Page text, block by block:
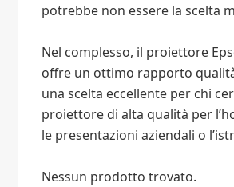
potrebbe non essere la scelta
Nel complesso, il proiettore
offre un ottimo rapporto
una scelta eccellente per chi
proiettore di alta qualità per
le presentazioni aziendali o
Nessun prodotto trovato.